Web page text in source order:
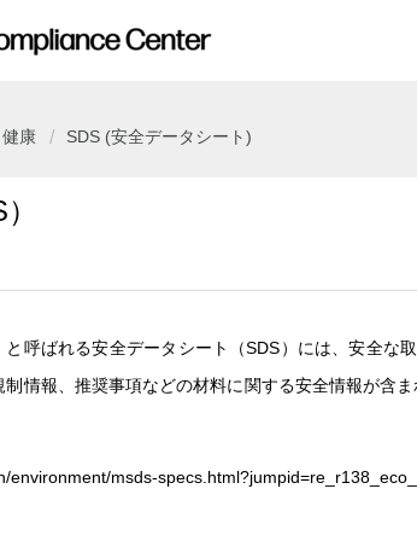
康 SDS (安全データシート)
呼ばれる安全データシート（SDS）には、安全な
情報、推奨事項などの材料に関する安全情報が含
environment/msds-